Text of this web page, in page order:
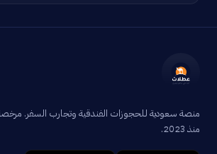
منصة سعودية للحجوزات الفندقية وتجارب السفر.
منذ 2023.